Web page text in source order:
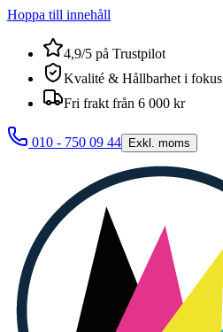
Hoppa till innehåll
4,9/5 på Trustpilot
Kvalité & Hållbarhet i fokus
Fri frakt från 6 000 kr
010 - 750 09 44 Exkl. moms